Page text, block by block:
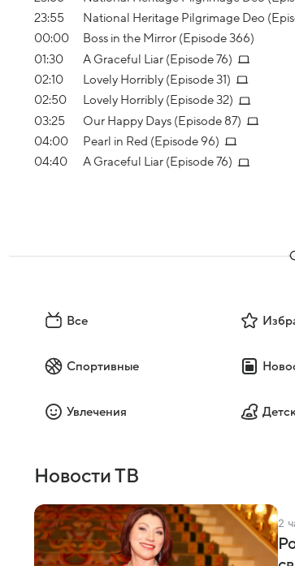
23:55
National Heritage Pilgrimage Deo
00:00
Boss in the Mirror (Episode 366)
01:30
A Graceful Liar (Episode 76)
02:10
Lovely Horribly (Episode 31)
02:50
Lovely Horribly (Episode 32)
03:25
Our Happy Days (Episode 87)
04:00
Pearl in Red (Episode 96)
04:40
A Graceful Liar (Episode 76)
Все
Спортивные
Увлечения
Новости ТВ
2